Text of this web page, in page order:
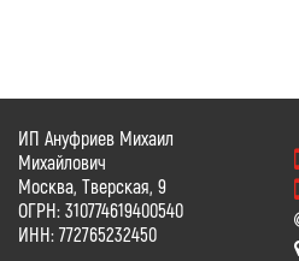
ИП Ануфриев Михаил
Михайлович
Москва, Тверская, 9
ОГРН: 310774619400540
ИНН: 772765232450